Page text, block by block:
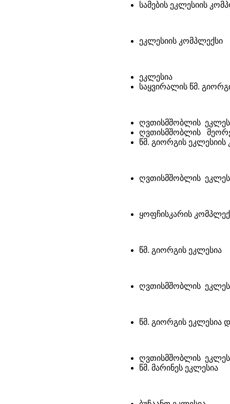
სამების ეკლესიის
ეკლესიის კომპლექსი
ეკლესია
საყვირალის წმ.
ღვთისმშობლის
ღვთისმშობლის
წმ. გიორგის ეკლესიის
ღვთისმშობლის
ყოფჩისკარის
წმ. გიორგის ეკლესია
ღვთისმშობლის
წმ. გიორგის ეკლესია
ღვთისმშობლის
წმ. მარინეს ეკლესია